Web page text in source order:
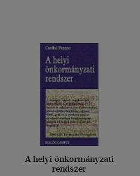
A helyi önkormányzati
rendszer